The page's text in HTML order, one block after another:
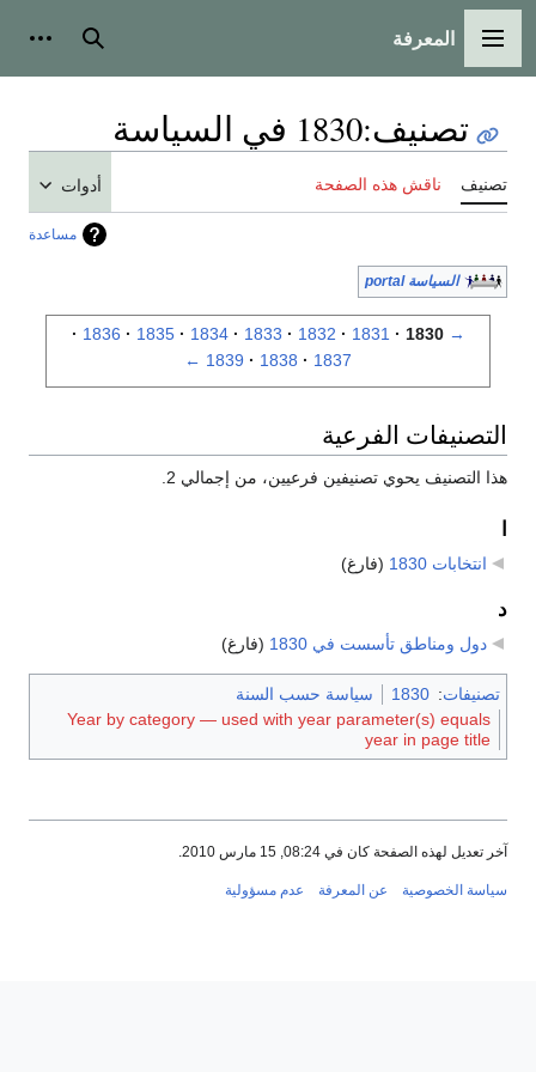
القائمة الرئيسية
المعرفة بحث
تصنيف:1830 في السياسة
تصنيف ناقش هذه الصفحة أدوات
مساعدة
السياسة portal
→
1830
1831
1832
1833
1834
1835
1836
1837
1838
1839
←
التصنيفات الفرعية
هذا التصنيف يحوي تصنيفين فرعيين، من إجمالي 2.
انتخابات 1830 (فارغ)
د
دول ومناطق تأسست في 1830 (فارغ)
تصنيفات:
1830
سياسة حسب السنة
Year by category — used with year parameter(s) equals
year in page title
آخر تعديل لهذه الصفحة كان في 08:24, 15 مارس 2010.
سياسة الخصوصية عن المعرفة عدم مسؤولية